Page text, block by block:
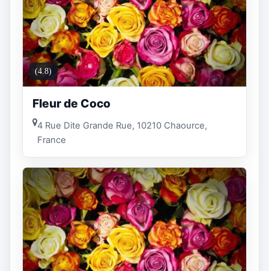
(4.8)
Fleur de Coco
4 Rue Dite Grande Rue, 10210 Chaource,
France